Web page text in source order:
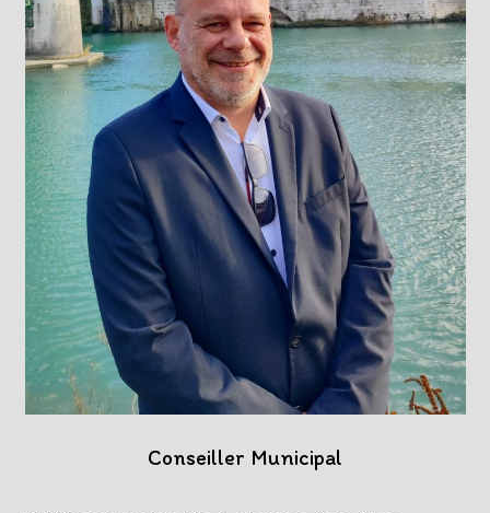
Conseiller Municipal